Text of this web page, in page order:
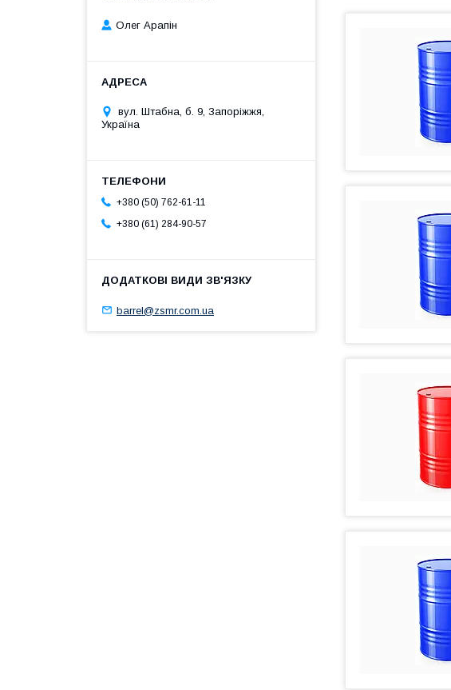
Олег Арапін
вул. Штабна, б. 9, Запоріжжя,
Україна
+380 (50) 762-61-11
+380 (61) 284-90-57
barrel@zsmr.com.ua